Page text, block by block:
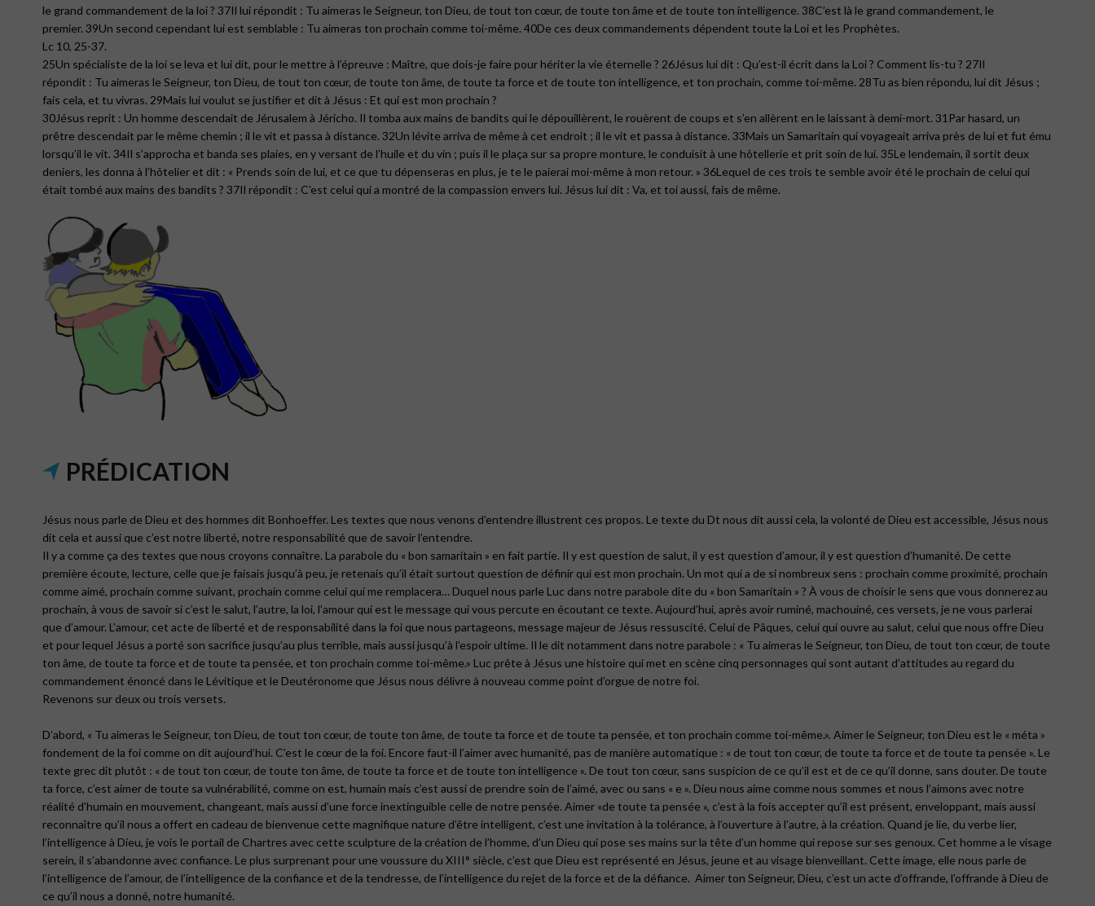
le grand commandement de la loi ? 37Il lui répondit : Tu aimeras le Seigneur, ton Dieu, de tout ton cœur, de toute ton âme et de toute ton intelligence. 38C’est là le grand commandement, le
premier. 39Un second cependant lui est semblable : Tu aimeras ton prochain comme toi-même. 40De ces deux commandements dépendent toute la Loi et les Prophètes.
Lc 10, 25-37.
25Un spécialiste de la loi se leva et lui dit, pour le mettre à l’épreuve : Maître, que dois-je faire pour hériter la vie éternelle ? 26Jésus lui dit : Qu’est-il écrit dans la Loi ? Comment lis-tu ? 27Il
répondit : Tu aimeras le Seigneur, ton Dieu, de tout ton cœur, de toute ton âme, de toute ta force et de toute ton intelligence, et ton prochain, comme toi-même. 28Tu as bien répondu, lui dit Jésus ;
fais cela, et tu vivras. 29Mais lui voulut se justifier et dit à Jésus : Et qui est mon prochain ?
30Jésus reprit : Un homme descendait de Jérusalem à Jéricho. Il tomba aux mains de bandits qui le dépouillèrent, le rouèrent de coups et s’en allèrent en le laissant à demi-mort. 31Par hasard, un
prêtre descendait par le même chemin ; il le vit et passa à distance. 32Un lévite arriva de même à cet endroit ; il le vit et passa à distance. 33Mais un Samaritain qui voyageait arriva près de lui et fut ému
lorsqu’il le vit. 34Il s’approcha et banda ses plaies, en y versant de l’huile et du vin ; puis il le plaça sur sa propre monture, le conduisit à une hôtellerie et prit soin de lui. 35Le lendemain, il sortit deux
deniers, les donna à l’hôtelier et dit : « Prends soin de lui, et ce que tu dépenseras en plus, je te le paierai moi-même à mon retour. » 36Lequel de ces trois te semble avoir été le prochain de celui qui
était tombé aux mains des bandits ? 37Il répondit : C’est celui qui a montré de la compassion envers lui. Jésus lui dit : Va, et toi aussi, fais de même.
PRÉDICATION
Jésus nous parle de Dieu et des hommes dit Bonhoeffer. Les textes que nous venons d’entendre illustrent ces propos. Le texte du Dt nous dit aussi cela, la volonté de Dieu est accessible, Jésus nous
dit cela et aussi que c’est notre liberté, notre responsabilité que de savoir l’entendre.
Il y a comme ça des textes que nous croyons connaître. La parabole du « bon samaritain » en fait partie. Il y est question de salut, il y est question d’amour, il y est question d’humanité. De cette
première écoute, lecture, celle que je faisais jusqu’à peu, je retenais qu’il était surtout question de définir qui est mon prochain. Un mot qui a de si nombreux sens : prochain comme proximité, prochain
comme aimé, prochain comme suivant, prochain comme celui qui me remplacera… Duquel nous parle Luc dans notre parabole dite du « bon Samaritain » ? À vous de choisir le sens que vous donnerez au
prochain, à vous de savoir si c’est le salut, l’autre, la loi, l’amour qui est le message qui vous percute en écoutant ce texte. Aujourd’hui, après avoir ruminé, machouiné, ces versets, je ne vous parlerai
que d’amour. L’amour, cet acte de liberté et de responsabilité dans la foi que nous partageons, message majeur de Jésus ressuscité. Celui de Pâques, celui qui ouvre au salut, celui que nous offre Dieu
et pour lequel Jésus a porté son sacrifice jusqu’au plus terrible, mais aussi jusqu’à l’espoir ultime. Il le dit notamment dans notre parabole : « Tu aimeras le Seigneur, ton Dieu, de tout ton cœur, de toute
ton âme, de toute ta force et de toute ta pensée, et ton prochain comme toi-même.» Luc prête à Jésus une histoire qui met en scène cinq personnages qui sont autant d’attitudes au regard du
commandement énoncé dans le Lévitique et le Deutéronome que Jésus nous délivre à nouveau comme point d’orgue de notre foi.
Revenons sur deux ou trois versets.
D’abord, « Tu aimeras le Seigneur, ton Dieu, de tout ton cœur, de toute ton âme, de toute ta force et de toute ta pensée, et ton prochain comme toi-même.». Aimer le Seigneur, ton Dieu est le « méta »
fondement de la foi comme on dit aujourd’hui. C’est le cœur de la foi. Encore faut-il l’aimer avec humanité, pas de manière automatique : « de tout ton cœur, de toute ta force et de toute ta pensée ». Le
texte grec dit plutôt : « de tout ton cœur, de toute ton âme, de toute ta force et de toute ton intelligence ». De tout ton cœur, sans suspicion de ce qu’il est et de ce qu’il donne, sans douter. De toute
ta force, c’est aimer de toute sa vulnérabilité, comme on est, humain mais c’est aussi de prendre soin de l’aimé, avec ou sans « e ». Dieu nous aime comme nous sommes et nous l’aimons avec notre
réalité d’humain en mouvement, changeant, mais aussi d’une force inextinguible celle de notre pensée. Aimer «de toute ta pensée », c’est à la fois accepter qu’il est présent, enveloppant, mais aussi
reconnaître qu’il nous a offert en cadeau de bienvenue cette magnifique nature d’être intelligent, c’est une invitation à la tolérance, à l’ouverture à l’autre, à la création. Quand je lie, du verbe lier,
l’intelligence à Dieu, je vois le portail de Chartres avec cette sculpture de la création de l’homme, d’un Dieu qui pose ses mains sur la tête d’un homme qui repose sur ses genoux. Cet homme a le visage
serein, il s’abandonne avec confiance. Le plus surprenant pour une voussure du XIII° siècle, c’est que Dieu est représenté en Jésus, jeune et au visage bienveillant. Cette image, elle nous parle de
l’intelligence de l’amour, de l’intelligence de la confiance et de la tendresse, de l’intelligence du rejet de la force et de la défiance. Aimer ton Seigneur, Dieu, c’est un acte d’offrande, l’offrande à Dieu de
ce qu’il nous a donné, notre humanité.